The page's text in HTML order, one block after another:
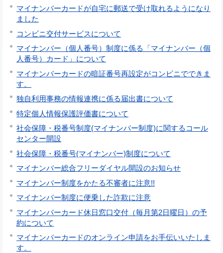
マイナンバーカードが自宅に郵送で受け取れるようになり
ました
コンビニ交付サービスについて
マイナンバー（個人番号）制度に係る「マイナンバー（個
人番号）カード」について
マイナンバーカードの暗証番号再設定がコンビニでできま
す。
独自利用事務の情報連携に係る届出書について
特定個人情報保護評価書について
社会保障・税番号制度(マイナンバー制度)に関するコール
センター開設
社会保障・税番号(マイナンバー)制度について
マイナンバー総合フリーダイヤル開設のお知らせ
マイナンバー制度をかたる不審者に注意!!
マイナンバー制度に便乗した詐欺に注意
マイナンバーカード休日窓口交付（毎月第2日曜日）の予
約について
マイナンバーカードのオンライン申請をお手伝いいたしま
す。